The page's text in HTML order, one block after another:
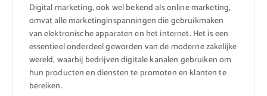
Digital marketing, ook wel bekend als online marketing,
omvat alle marketinginspanningen die gebruikmaken
van elektronische apparaten en het internet. Het is een
essentieel onderdeel geworden van de moderne zakelijke
wereld, waarbij bedrijven digitale kanalen gebruiken om
hun producten en diensten te promoten en klanten te
bereiken.